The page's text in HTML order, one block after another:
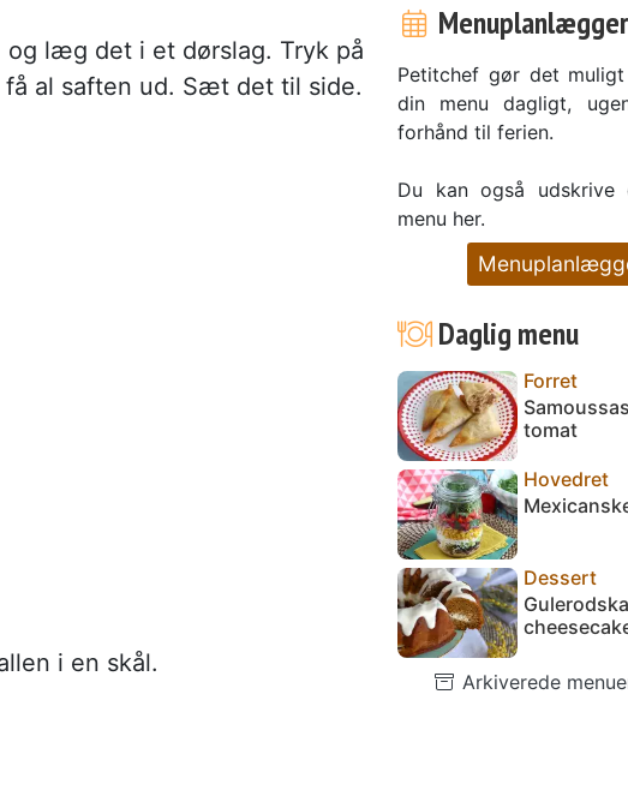
læg det i et dørslag. Tryk på
al saften ud. Sæt det til side.
i en skål.
Menuplanlægger
Petitchef gør det
din menu dagligt,
forhånd til ferien.
Du kan også udskrive
menu her.
Daglig menu
Forret
tomat
Hovedret
Dessert
Arkiverede